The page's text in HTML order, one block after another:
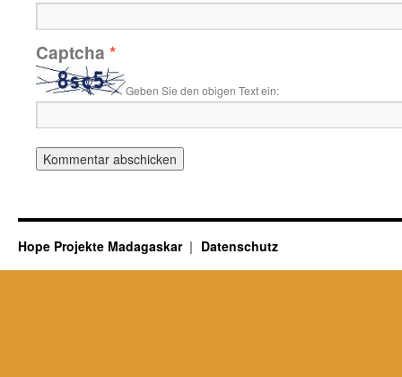
Captcha *
Geben Sie den obigen Text ein:
Hope Projekte Madagaskar Datenschutz